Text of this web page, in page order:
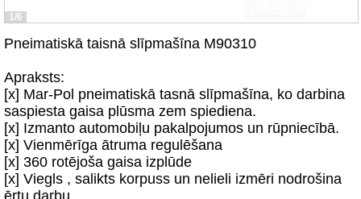
1/6
Pneimatiskā taisnā slīpmašīna M90310
Apraksts:
[x] Mar-Pol pneimatiskā tasnā slīpmašīna, ko darbina
saspiesta gaisa plūsma zem spiediena.
[x] Izmanto automobiļu pakalpojumos un rūpniecībā.
[x] Vienmērīga ātruma regulēšana
[x] 360 rotējoša gaisa izplūde
[x] Viegls , salikts korpuss un nelieli izmēri nodrošina
ērtu darbu